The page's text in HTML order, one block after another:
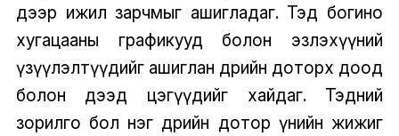
дээр ижил зарчмыг ашигладаг. Тэд богино
хугацааны графикууд болон эзлэхүүний
үзүүлэлтүүдийг ашиглан өдрийн доторх доод
болон дээд цэгүүдийг хайдаг. Тэдний
зорилго бол нэг өдрийн дотор үнийн жижиг